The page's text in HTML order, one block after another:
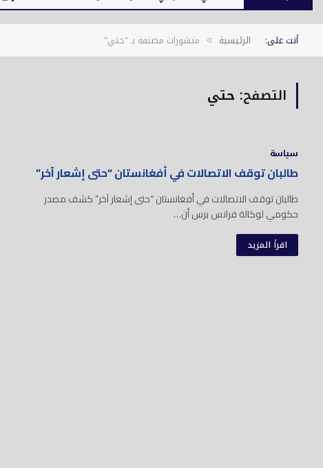
أنت على: الرئيسية » منشورات مصنفة بـ "حتي"
التصفح: حتي
سياسة
طالبان توقف الاتصالات في أفغانستان “حتى إشعار آخر”
طالبان توقف الاتصالات في أفغانستان “حتى إشعار آخر” كشف مصدر
حكومي لوكالة فرانس برس أن…
اقرأ المزيد